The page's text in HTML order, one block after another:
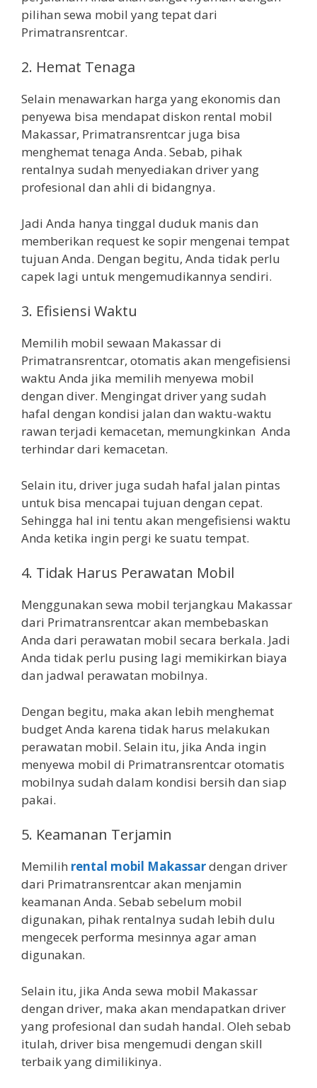
pilihan sewa mobil yang tepat dari
Primatransrentcar.
2. Hemat Tenaga
Selain menawarkan harga yang ekonomis dan
penyewa bisa mendapat diskon rental mobil
Makassar, Primatransrentcar juga bisa
menghemat tenaga Anda. Sebab, pihak
rentalnya sudah menyediakan driver yang
profesional dan ahli di bidangnya.
Jadi Anda hanya tinggal duduk manis dan
memberikan request ke sopir mengenai tempat
tujuan Anda. Dengan begitu, Anda tidak perlu
capek lagi untuk mengemudikannya sendiri.
3. Efisiensi Waktu
Memilih mobil sewaan Makassar di
Primatransrentcar, otomatis akan mengefisiensi
waktu Anda jika memilih menyewa mobil
dengan diver. Mengingat driver yang sudah
hafal dengan kondisi jalan dan waktu-waktu
rawan terjadi kemacetan, memungkinkan Anda
terhindar dari kemacetan.
Selain itu, driver juga sudah hafal jalan pintas
untuk bisa mencapai tujuan dengan cepat.
Sehingga hal ini tentu akan mengefisiensi waktu
Anda ketika ingin pergi ke suatu tempat.
4. Tidak Harus Perawatan Mobil
Menggunakan sewa mobil terjangkau Makassar
dari Primatransrentcar akan membebaskan
Anda dari perawatan mobil secara berkala. Jadi
Anda tidak perlu pusing lagi memikirkan biaya
dan jadwal perawatan mobilnya.
Dengan begitu, maka akan lebih menghemat
budget Anda karena tidak harus melakukan
perawatan mobil. Selain itu, jika Anda ingin
menyewa mobil di Primatransrentcar otomatis
mobilnya sudah dalam kondisi bersih dan siap
pakai.
5. Keamanan Terjamin
Memilih rental mobil Makassardengan driver
dari Primatransrentcar akan menjamin
keamanan Anda. Sebab sebelum mobil
digunakan, pihak rentalnya sudah lebih dulu
mengecek performa mesinnya agar aman
digunakan.
Selain itu, jika Anda sewa mobil Makassar
dengan driver, maka akan mendapatkan driver
yang profesional dan sudah handal. Oleh sebab
itulah, driver bisa mengemudi dengan skill
terbaik yang dimilikinya.